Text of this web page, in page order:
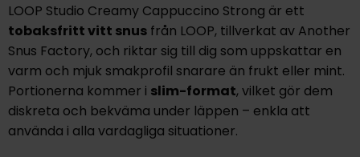
LOOP Studio Creamy Cappuccino Strong är ett
tobaksfritt vitt snusfrån LOOP, tillverkat av Another
Snus Factory, och riktar sig till dig som uppskattar en
varm och mjuk smakprofil snarare än frukt eller mint.
Portionerna kommer i slim-format, vilket gör dem
diskreta och bekväma under läppen – enkla att
använda i alla vardagliga situationer.